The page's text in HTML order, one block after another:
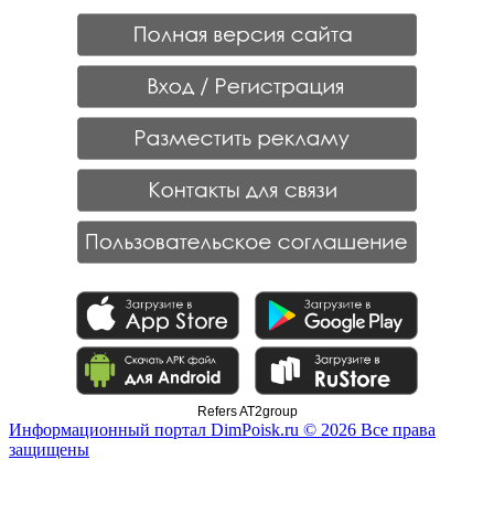
Refers AT2group
Информационный портал DimPoisk.ru © 2026 Все права
защищены